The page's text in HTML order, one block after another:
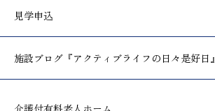
見学申込
施設ブログ 『アクティブライフの日々是好日』